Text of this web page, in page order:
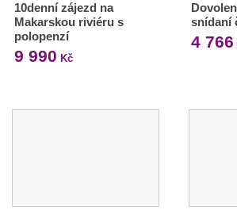
10denní zájezd na
Makarskou riviéru s
polopenzí
9 990 Kč
snídaní
4 766